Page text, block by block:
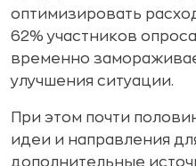
оптимизировать
62% участников
временно
улучшения ситуации.
При этом почти
идеи и направления
дополнительные